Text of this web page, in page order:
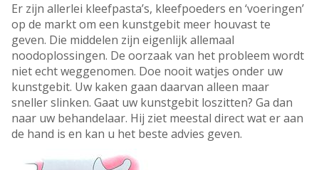
Er zijn allerlei kleefpasta’s, kleefpoeders en ‘voeringen’
op de markt om een kunstgebit meer houvast te
geven. Die middelen zijn eigenlijk allemaal
noodoplossingen. De oorzaak van het probleem wordt
niet echt weggenomen. Doe nooit watjes onder uw
kunstgebit. Uw kaken gaan daarvan alleen maar
sneller slinken. Gaat uw kunstgebit loszitten? Ga dan
naar uw behandelaar. Hij ziet meestal direct wat er aan
de hand is en kan u het beste advies geven.